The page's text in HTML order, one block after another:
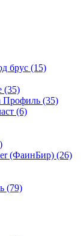
брус (15)
(35)
Профиль (35)
(6)
(ФаинБир) (26)
(79)